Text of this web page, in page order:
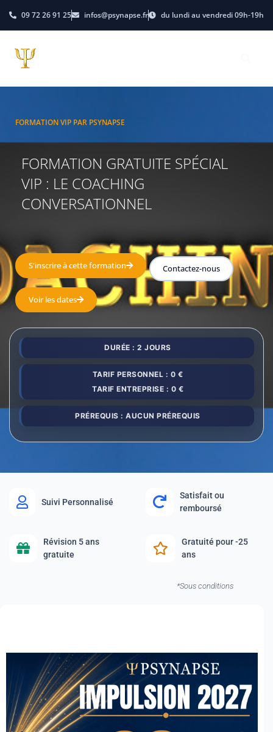
09 72 26 91 25 infos@psynapse.fr du lundi au vendredi 09h-19h
FORMATION VIP PAR PSYNAPSE
FORMATION GRATUITE SPÉCIAL
VIP : LE COACHING
CONVERSATIONNEL
S'inscrire à cette formation Contactez-nous
Voir les dates
DURÉE : 2 JOURS
TARIF PERSONNEL : 0 €
TARIF ENTREPRISE : 0 €
PRÉREQUIS : AUCUN PRÉREQUIS
Suivi Personnalisé
Satisfait ou
remboursé
Révision 5 ans
gratuite
Gratuité pour -25
ans
*Sous conditions